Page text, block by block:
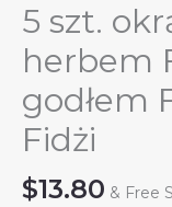
5 szt.
herbem
godłem
Fidżi
$13.80 & Free